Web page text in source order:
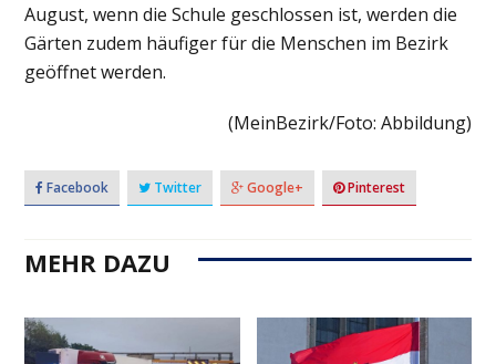
August, wenn die Schule geschlossen ist, werden die
Gärten zudem häufiger für die Menschen im Bezirk
geöffnet werden.
(MeinBezirk/Foto: Abbildung)
Facebook Twitter Google+ Pinterest
MEHR DAZU